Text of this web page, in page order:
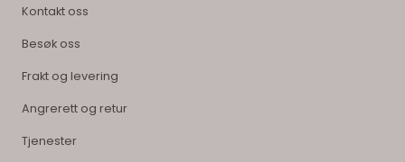
Kontakt oss
Besøk oss
Frakt og levering
Angrerett og retur
Tjenester